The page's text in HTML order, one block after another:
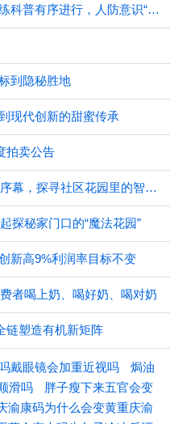
今天，上海全市防空警报试鸣！演练科普有序进行，人防意识“声入人心”
到隐秘胜地
现代创新的甜蜜传承
拍卖公告
2025世界城市日社会系列活动拉开序幕，探寻社区花园里的智慧应用
探秘家门口的“魔法花园”
新高9%利润率目标不变
者喝上奶、喝好奶、喝对奶
链塑造有机新矩阵
戴眼镜会加重近视吗
焗油
滑吗
胖子瘦下来五官会变
渝康码为什么会变黄重庆渝